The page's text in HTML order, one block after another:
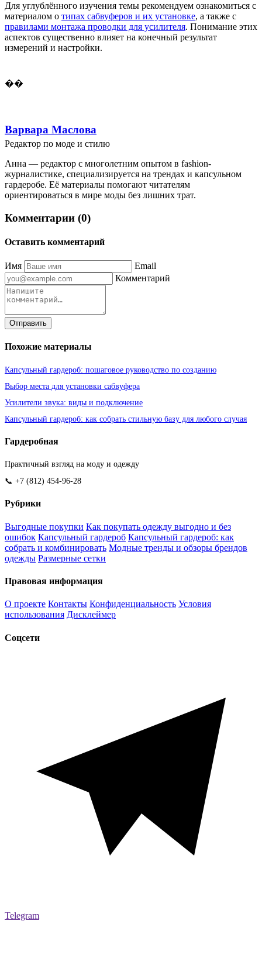
Для углублённого изучения темы рекомендуем ознакомиться с
материалом о типах сабвуферов и их установке, а также с
правилами монтажа проводки для усилителя. Понимание этих
аспектов существенно влияет на конечный результат
измерений и настройки.
��
Варвара Маслова
Редактор по моде и стилю
Анна — редактор с многолетним опытом в fashion-
журналистике, специализируется на трендах и капсульном
гардеробе. Её материалы помогают читателям
ориентироваться в мире моды без лишних трат.
Комментарии (0)
Оставить комментарий
Имя
Email
Комментарий
Отправить
Похожие материалы
Капсульный гардероб: пошаговое руководство по созданию
Выбор места для установки сабвуфера
Усилители звука: виды и подключение
Капсульный гардероб: как собрать стильную базу для любого случая
Гардеробная
Практичный взгляд на моду и одежду
📞 +7 (812) 454-96-28
Рубрики
Выгодные покупки Как покупать одежду выгодно и без
ошибок Капсульный гардероб Капсульный гардероб: как
собрать и комбинировать Модные тренды и обзоры брендов
одежды Размерные сетки
Правовая информация
О проекте Контакты Конфиденциальность Условия
использования Дисклеймер
Соцсети
Telegram